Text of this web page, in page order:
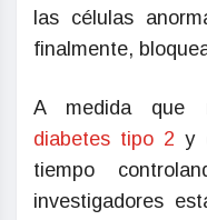
las células
finalmente,
A medida que
diabetes tipo 2 y
tiempo
investigadores